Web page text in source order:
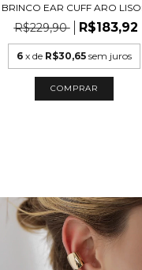
BRINCO EAR CUFF ARO
R$229,90 R$183,92
6 x de R$30,65 sem juros